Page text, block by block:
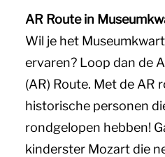
AR Route in
Wil je het
ervaren? Loop dan de
(AR) Route. Met de AR
historische personen
rondgelopen hebben!
kinderster Mozart die